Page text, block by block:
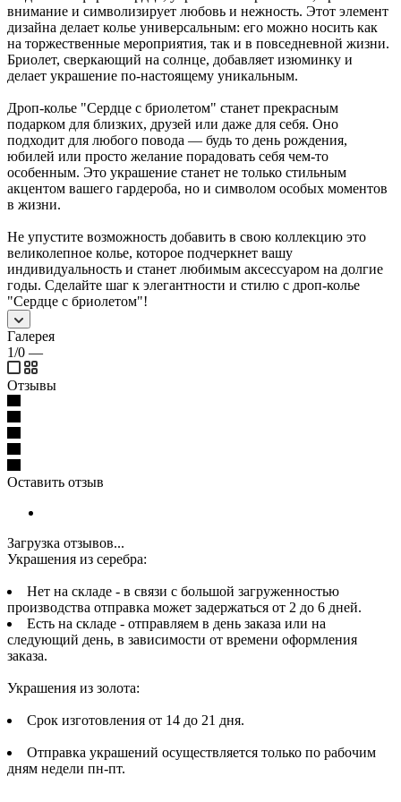
внимание и символизирует любовь и нежность. Этот элемент
дизайна делает колье универсальным: его можно носить как
на торжественные мероприятия, так и в повседневной жизни.
Бриолет, сверкающий на солнце, добавляет изюминку и
делает украшение по-настоящему уникальным.
Дроп-колье "Сердце с бриолетом" станет прекрасным
подарком для близких, друзей или даже для себя. Оно
подходит для любого повода — будь то день рождения,
юбилей или просто желание порадовать себя чем-то
особенным. Это украшение станет не только стильным
акцентом вашего гардероба, но и символом особых моментов
в жизни.
Не упустите возможность добавить в свою коллекцию это
великолепное колье, которое подчеркнет вашу
индивидуальность и станет любимым аксессуаром на долгие
годы. Сделайте шаг к элегантности и стилю с дроп-колье
"Сердце с бриолетом"!
Галерея
1/0 —
Отзывы
Оставить отзыв
Загрузка отзывов...
Украшения из серебра:
Нет на складе - в связи с большой загруженностью
производства отправка может задержаться от 2 до 6 дней.
Есть на складе - отправляем в день заказа или на
следующий день, в зависимости от времени оформления
заказа.
Украшения из золота:
Срок изготовления от 14 до 21 дня.
Отправка украшений осуществляется только по рабочим
дням недели пн-пт.